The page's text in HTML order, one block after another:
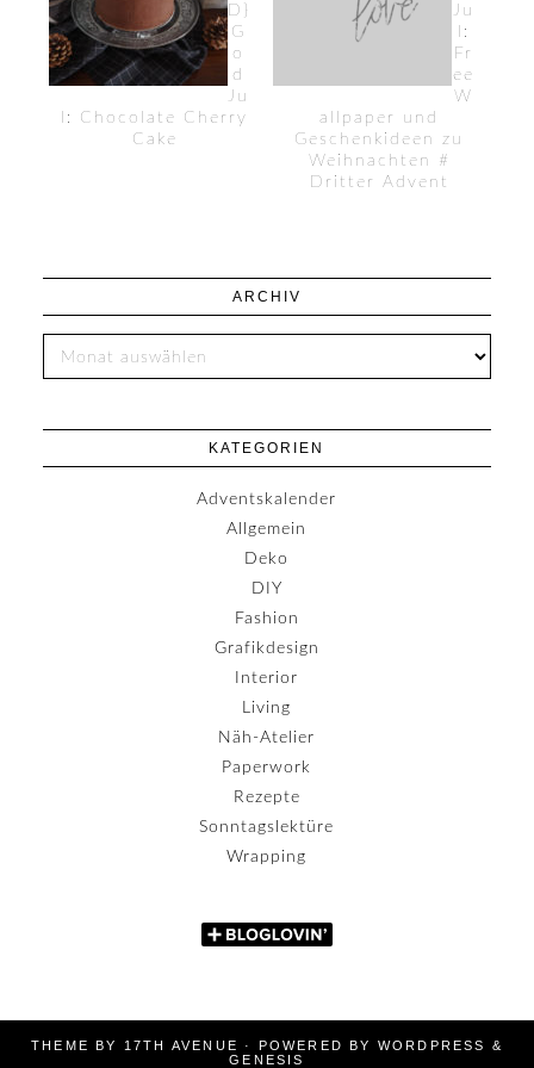
D}
G
o
d
Ju
l: Chocolate Cherry
Cake
Ju
l:
Fr
ee
W
allpaper und
Geschenkideen zu
Weihnachten #
Dritter Advent
ARCHIV
KATEGORIEN
Adventskalender
Allgemein
Deko
DIY
Fashion
Grafikdesign
Interior
Living
Näh-Atelier
Paperwork
Rezepte
Sonntagslektüre
Wrapping
THEME BY 17TH AVENUE · POWERED BY WORDPRESS
&
GENESIS